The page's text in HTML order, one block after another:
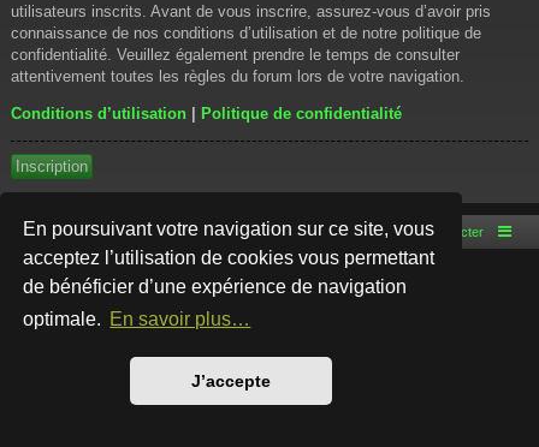
En poursuivant votre navigation sur ce site, vous
acceptez l’utilisation de cookies vous permettant
de bénéficier d’une expérience de navigation
optimale. En savoir plus…
J’accepte
utilisateurs inscrits. Avant de vous inscrire, assurez-vous d’avoir pris
connaissance de nos conditions d’utilisation et de notre politique de
confidentialité. Veuillez également prendre le temps de consulter
attentivement toutes les règles du forum lors de votre navigation.
Conditions d’utilisation | Politique de confidentialité
Inscription
Accueil du forum Nous contacter
Développé parphpBB® Forum Software © phpBB Limited
Style par
Traduction française officielle